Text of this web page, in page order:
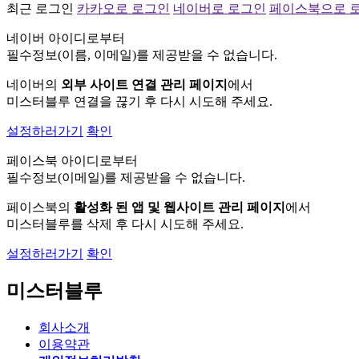
최근 로그인 카카오로 로그인 네이버로 로그인 페이스북으로
네이버 아이디로부터
필수정보(이름, 이메일)를 제공받을 수 없습니다.
네이버의 외부 사이트 연결 관리 페이지 에서
미스터블루 연결을 끊기 후 다시 시도해 주세요.
설정하러가기 확인
페이스북 아이디로부터
필수정보(이메일)를 제공받을 수 없습니다.
페이스북의 활성화 된 앱 및 웹사이트 관리 페이지 에서
미스터블루를 삭제 후 다시 시도해 주세요.
설정하러가기 확인
미스터블루
회사소개
이용약관